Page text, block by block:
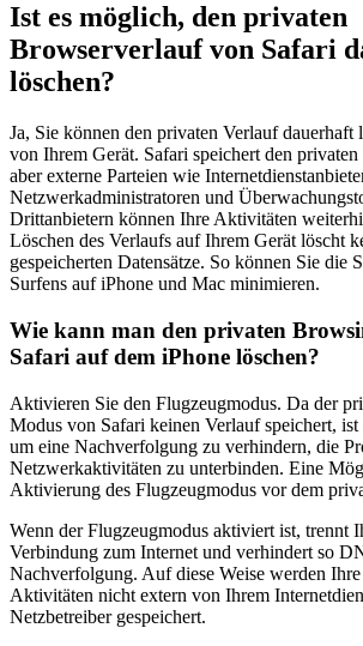
Ist es möglich, den privaten
Browserverlauf von Safari
löschen?
Ja, Sie können den privaten Verlauf dauerhaft
von Ihrem Gerät. Safari speichert den
aber externe Parteien wie
Netzwerkadministratoren und
Drittanbietern können Ihre Aktivitäten
Löschen des Verlaufs auf Ihrem Gerät löscht
gespeicherten Datensätze. So können Sie die
Surfens auf iPhone und Mac minimieren.
Wie kann man den privaten
Safari auf dem iPhone löschen?
Aktivieren Sie den Flugzeugmodus. Da der
Modus von Safari keinen Verlauf speichert, ist
um eine Nachverfolgung zu verhindern, die
Netzwerkaktivitäten zu unterbinden. Eine
Aktivierung des Flugzeugmodus vor dem
Wenn der Flugzeugmodus aktiviert ist, trennt
Verbindung zum Internet und verhindert so
Nachverfolgung. Auf diese Weise werden
Aktivitäten nicht extern von Ihrem
Netzbetreiber gespeichert.